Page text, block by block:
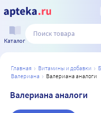
Каталог
главная витамины и добавки
валериана
валериана аналоги
Валериана аналоги